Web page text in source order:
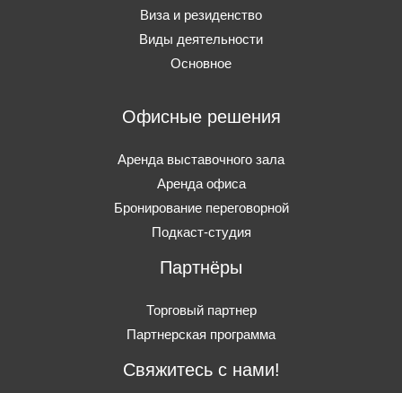
Виза и резиденство
Виды деятельности
Основное
Офисные решения
Аренда выставочного зала
Аренда офиса
Бронирование переговорной
Подкаст-студия
Партнёры
Торговый партнер
Партнерская программа
Свяжитесь с нами!